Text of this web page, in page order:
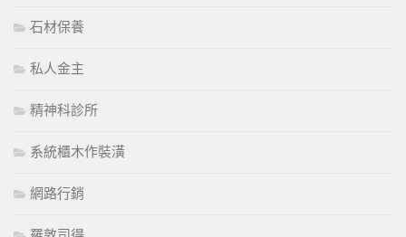
石材保養
私人金主
精神科診所
系統櫃木作裝潢
網路行銷